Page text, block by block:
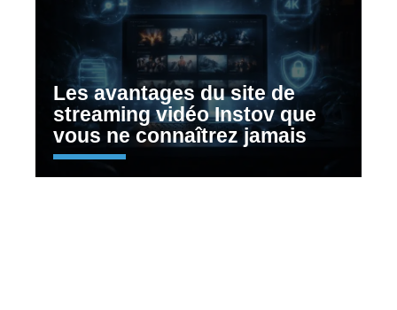
Les avantages du site de
streaming vidéo Instov que
vous ne connaîtrez jamais